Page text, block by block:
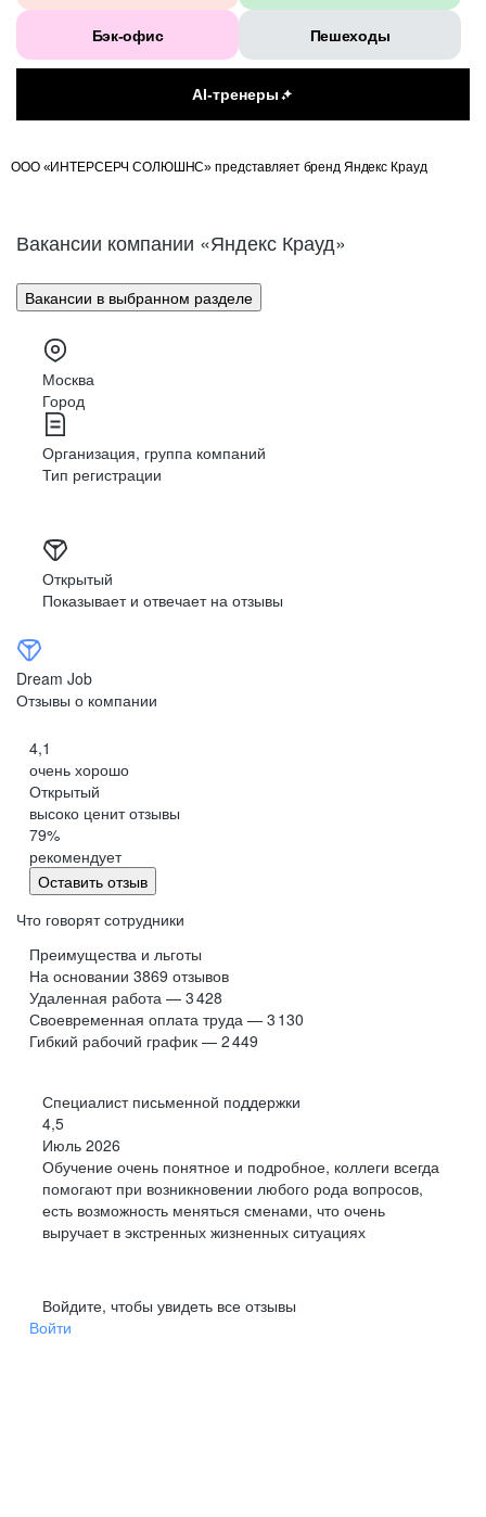
Бэк-офис Пешеходы
AI-тренеры
ООО «ИНТЕРСЕРЧ СОЛЮШНС» представляет бренд Яндекс Крауд
Вакансии компании «Яндекс Крауд»
Вакансии в выбранном разделе
Москва
Город
Организация, группа компаний
Тип регистрации
Открытый
Показывает и отвечает на отзывы
Dream Job
Отзывы о компании
4,1
очень хорошо
Открытый
высоко ценит отзывы
79%
рекомендует
Оставить отзыв
Что говорят сотрудники
Преимущества и льготы
На основании 3869 отзывов
Удаленная работа — 3 428
Своевременная оплата труда — 3 130
Гибкий рабочий график — 2 449
Специалист письменной поддержки
4,5
Июль 2026
Обучение очень понятное и подробное, коллеги всегда
помогают при возникновении любого рода вопросов,
есть возможность меняться сменами, что очень
выручает в экстренных жизненных ситуациях
Войдите, чтобы увидеть все отзывы
Войти